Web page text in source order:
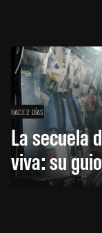
HACE 2 DÍAS
La secuela
viva: su